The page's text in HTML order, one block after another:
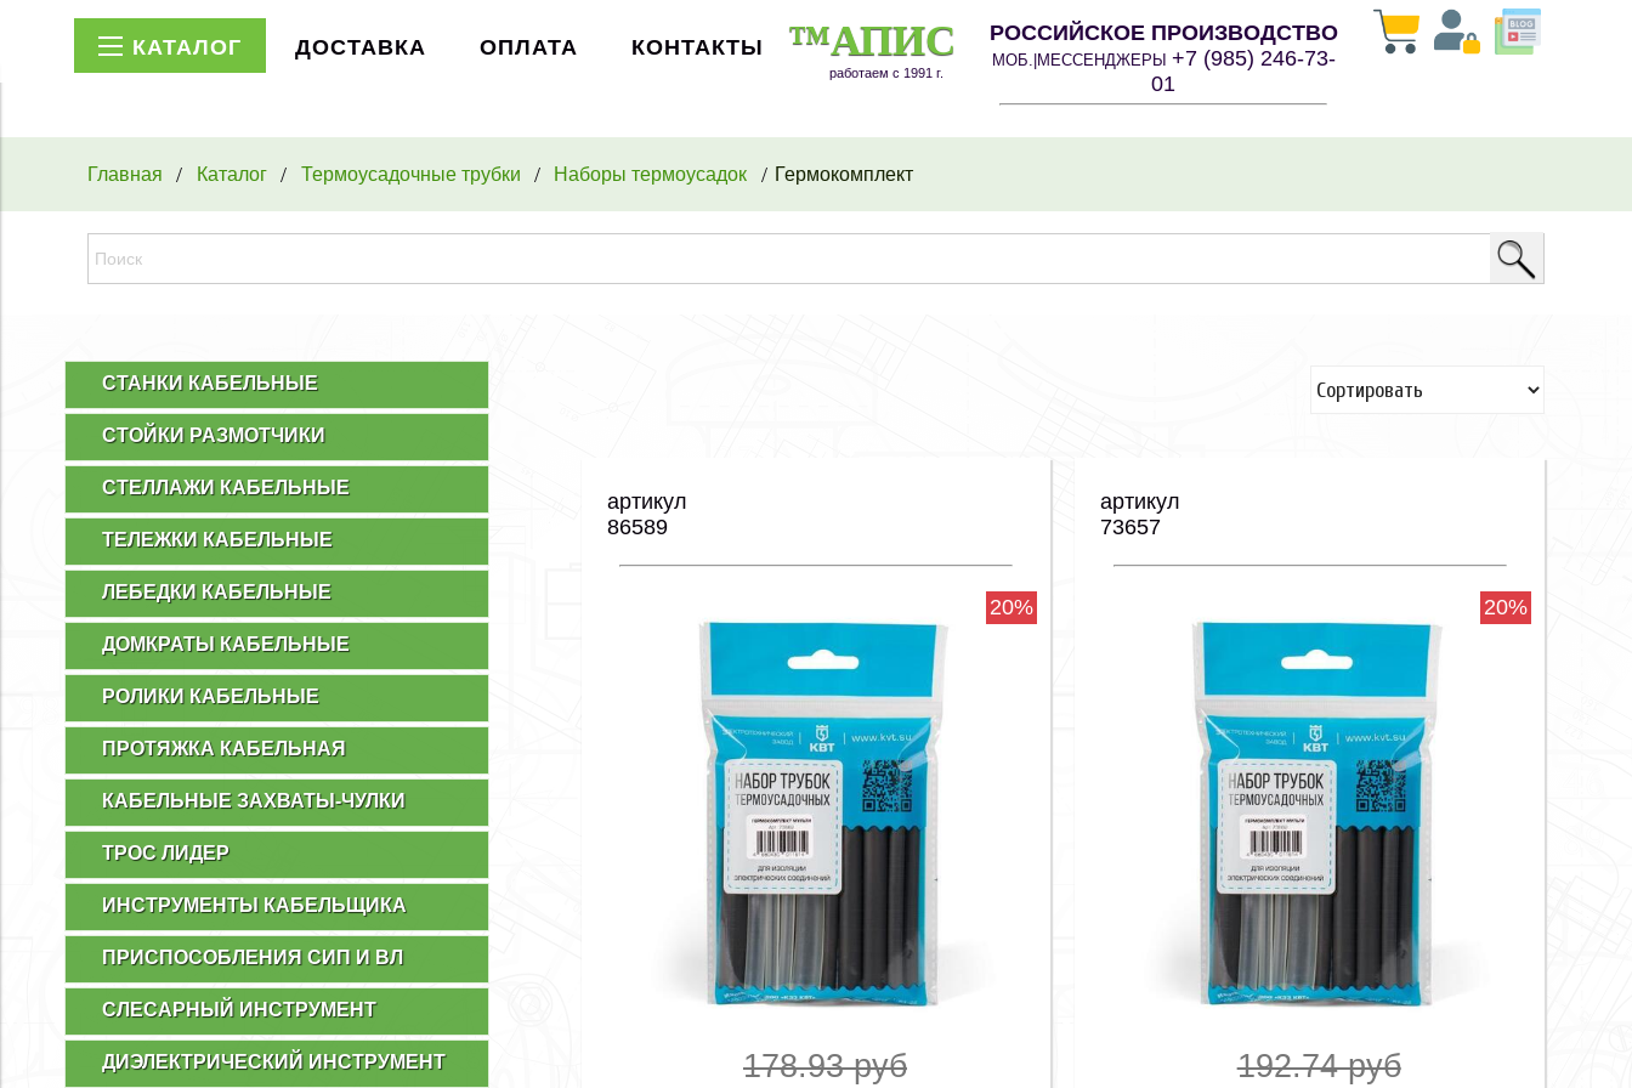
КАТАЛОГ ДОСТАВКА ОПЛАТА КОНТАКТЫ ™АПИС
работаем с 1991 г.
РОССИЙСКОЕ ПРОИЗВОДСТВО
МОБ.|МЕССЕНДЖЕРЫ +7 (985) 246-73-
01
Главная Каталог Термоусадочные трубки Наборы термоусадок Гермокомплект
СТАНКИ КАБЕЛЬНЫЕ
СТОЙКИ РАЗМОТЧИКИ
СТЕЛЛАЖИ КАБЕЛЬНЫЕ
ТЕЛЕЖКИ КАБЕЛЬНЫЕ
ЛЕБЕДКИ КАБЕЛЬНЫЕ
ДОМКРАТЫ КАБЕЛЬНЫЕ
РОЛИКИ КАБЕЛЬНЫЕ
ПРОТЯЖКА КАБЕЛЬНАЯ
КАБЕЛЬНЫЕ ЗАХВАТЫ-ЧУЛКИ
ТРОС ЛИДЕР
ИНСТРУМЕНТЫ КАБЕЛЬЩИКА
ПРИСПОСОБЛЕНИЯ СИП И ВЛ
СЛЕСАРНЫЙ ИНСТРУМЕНТ
ДИЭЛЕКТРИЧЕСКИЙ ИНСТРУМЕНТ
артикул
86589
20%
178.93 руб
артикул
73657
20%
192.74 руб